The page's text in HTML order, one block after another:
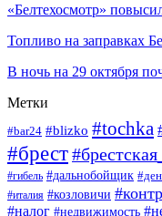
«Белтехосмотр»
Топливо на заправках
В ночь на 29 октября
Метки
#bar24 #blizko #tochka
#брест
#гибель #дальнобойщик
#италия #козловичи
#налог #недвижимость